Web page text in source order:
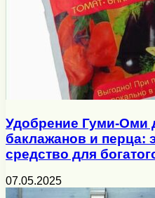
Удобрение Гуми-Оми
баклажанов и перца:
средство для
07.05.2025